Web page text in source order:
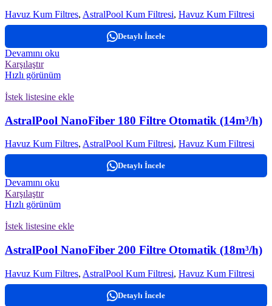
Havuz Kum Filtres, AstralPool Kum Filtresi, Havuz Kum Filtresi
Detaylı İncele
Devamını oku
Karşılaştır
Hızlı görünüm
İstek listesine ekle
AstralPool NanoFiber 180 Filtre Otomatik (14m³/h)
Havuz Kum Filtres, AstralPool Kum Filtresi, Havuz Kum Filtresi
Detaylı İncele
Devamını oku
Karşılaştır
Hızlı görünüm
İstek listesine ekle
AstralPool NanoFiber 200 Filtre Otomatik (18m³/h)
Havuz Kum Filtres, AstralPool Kum Filtresi, Havuz Kum Filtresi
Detaylı İncele